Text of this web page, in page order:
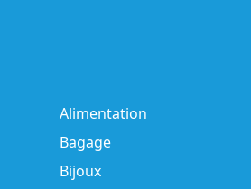
Alimentation
Bagage
Bijoux